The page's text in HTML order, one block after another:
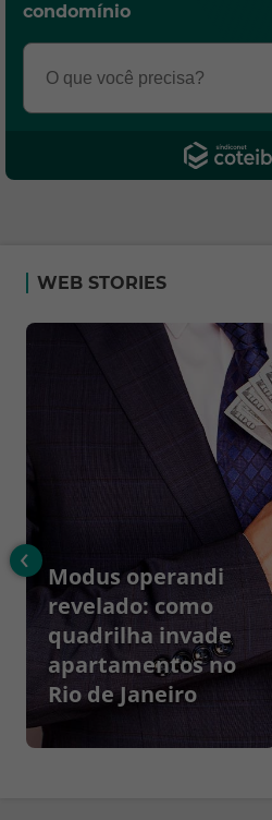
condomínio
WEB STORIES
Modus operandi
revelado: como
quadrilha invade
apartamentos no
Rio de Janeiro
‹